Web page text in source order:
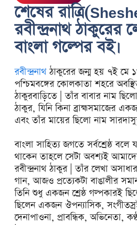
শেষের
রবীন্দ্রনাথ ঠাকুরের
বাংলা গল্পের বই।
রবীন্দ্রনাথঠাকুরের জন্ম হয় ৭ই মে
পশ্চিমবঙ্গের কোলকাতা শহরে
ঠাকুরবাড়িতে | তাঁর বাবার নাম ছিলো
ঠাকুর, যিনি কিনা ব্রাহ্মসমাজের
এবং তাঁর মায়ের ছিলো নাম
বাংলা সাহিত্য জগতে সর্বশ্রেষ্ঠ
থাকেন তাহলে সেটা অবশ্যই
রবীন্দ্রনাথ ঠাকুর | তাঁর লেখা
গান, আজও প্রত্যেকটা বাঙালীর
তিনি শুধু একজন শ্রেষ্ঠ গল্পকারই
ছিলেন একজন ঔপন্যাসিক,
দেনাপাওনা, প্রাবন্ধিক, অভিনেতা,